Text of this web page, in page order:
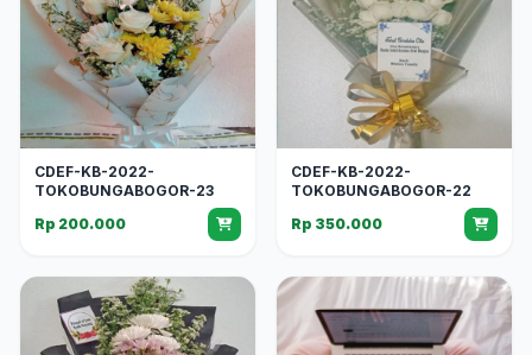
CDEF-KB-2022-
TOKOBUNGABOGOR-23
Rp 200.000
CDEF-KB-2022-
TOKOBUNGABOGOR-22
Rp 350.000